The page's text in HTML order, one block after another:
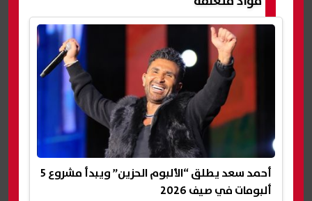
أحمد سعد يطلق “الألبوم الحزين” ويبدأ مشروع 5
ألبومات في صيف 2026